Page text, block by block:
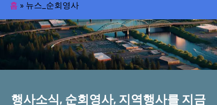
홈 » 뉴스_순회영사오레곤한인회!
행사소식, 순회영사, 지역행사를 지금